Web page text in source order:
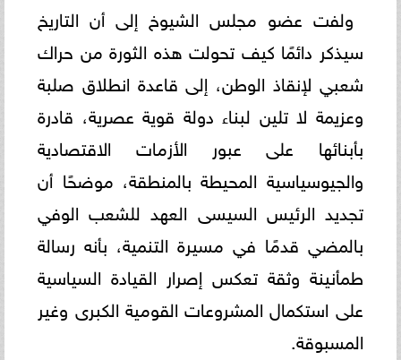
ولفت عضو مجلس الشيوخ إلى أن التاريخ
سيذكر دائمًا كيف تحولت هذه الثورة من حراك
شعبي لإنقاذ الوطن، إلى قاعدة انطلاق صلبة
وعزيمة لا تلين لبناء دولة قوية عصرية، قادرة
بأبنائها على عبور الأزمات الاقتصادية
والجيوسياسية المحيطة بالمنطقة، موضحًا أن
تجديد الرئيس السيسى العهد للشعب الوفي
بالمضي قدمًا في مسيرة التنمية، بأنه رسالة
طمأنينة وثقة تعكس إصرار القيادة السياسية
على استكمال المشروعات القومية الكبرى وغير
المسبوقة.